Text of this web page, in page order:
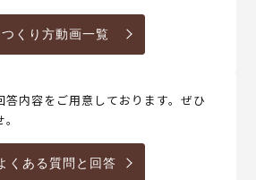
つくり方動画一覧
答内容をご用意しております。ぜひ
くある質問と回答